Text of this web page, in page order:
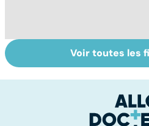
Sexualité,
infertilité et
Voir toutes les